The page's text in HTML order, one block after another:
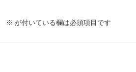
※ が付いている欄は必須項目です